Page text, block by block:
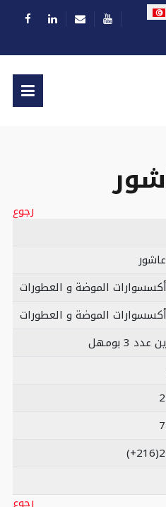
رجوع
الموضة و العطورات
الموضة و العطورات
3 بومهل
رجوع